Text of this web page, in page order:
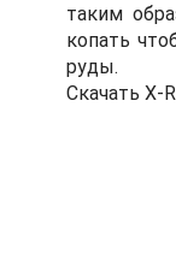
таким
копать
руды.
Скачать X-